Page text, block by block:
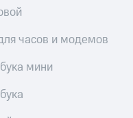
часов и модемов
мини